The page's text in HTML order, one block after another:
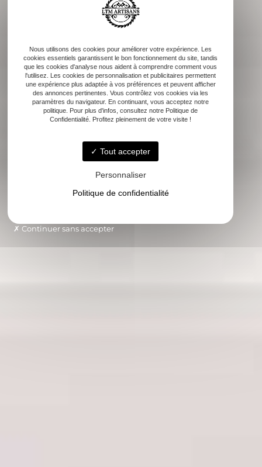
Nous utilisons des cookies pour améliorer votre expérience. Les
cookies essentiels garantissent le bon fonctionnement du site, tandis
que les cookies d'analyse nous aident à comprendre comment vous
l'utilisez. Les cookies de personnalisation et publicitaires permettent
une expérience plus adaptée à vos préférences et peuvent afficher
des annonces pertinentes. Vous contrôlez vos cookies via les
paramètres du navigateur. En continuant, vous acceptez notre
politique. Pour plus d'infos, consultez notre Politique de
Confidentialité. Profitez pleinement de votre visite !
Tout accepter
Personnaliser
Politique de confidentialité
Continuer sans accepter